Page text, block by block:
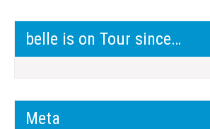
belle is on Tour since…
Meta